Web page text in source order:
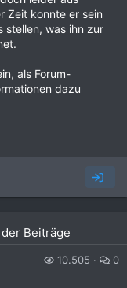
Zeit konnte er sein
stellen, was ihn zur
als Forum-
dazu
Beiträge
10.505 0